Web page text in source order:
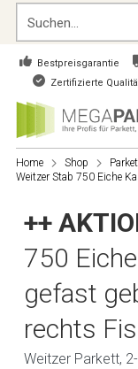
Bestpreisgarantie
Zertifizierte
Home Shop
Weitzer Stab 750 Eiche
++
750
gefast
rechts
Weitzer Parkett,